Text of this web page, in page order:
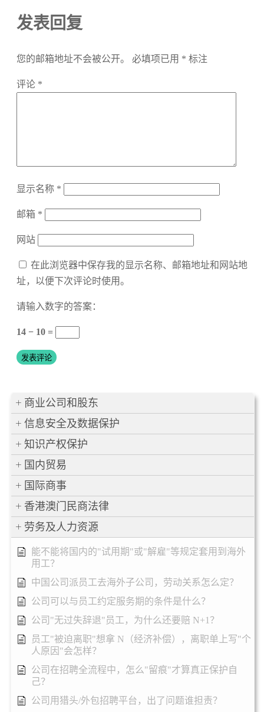
发表回复
您的邮箱地址不会被公开。 必填项已用 * 标注
评论 *
显示名称 *
邮箱 *
网站
在此浏览器中保存我的显示名称、邮箱地址和网站地
址，以便下次评论时使用。
请输入数字的答案：
14 − 10 =
商业公司和股东
信息安全及数据保护
知识产权保护
国内贸易
国际商事
香港澳门民商法律
劳务及人力资源
能不能将国内的"试用期"或"解雇"等规定套用到海外
用工？
中国公司派员工去海外子公司，劳动关系怎么定？
公司可以与员工约定服务期的条件是什么？
公司"无过失辞退"员工，为什么还要赔 N+1？
员工"被迫离职"想拿 N（经济补偿），离职单上写"个
人原因"会怎样？
公司在招聘全流程中，怎么"留痕"才算真正保护自
己？
公司用猎头/外包招聘平台，出了问题谁担责？